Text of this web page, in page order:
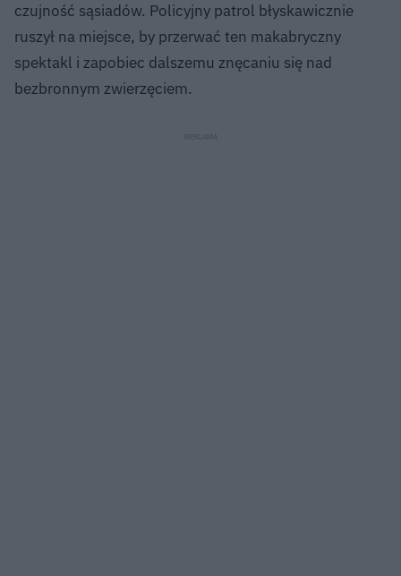
czujność sąsiadów. Policyjny patrol błyskawicznie
ruszył na miejsce, by przerwać ten makabryczny
spektakl i zapobiec dalszemu znęcaniu się nad
bezbronnym zwierzęciem.